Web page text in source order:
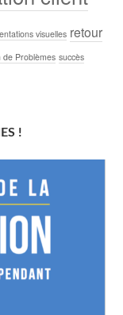
visuelles retour
de Problèmes succès
!